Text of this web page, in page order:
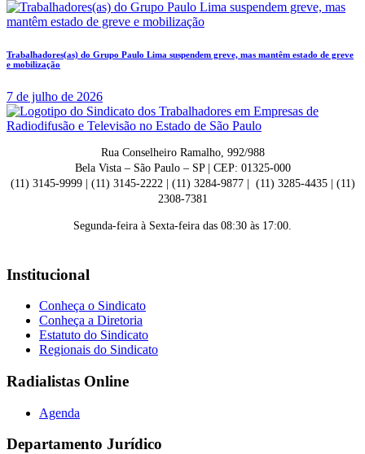
Trabalhadores(as) do Grupo Paulo Lima suspendem greve, mas mantêm estado de greve
e mobilização
7 de julho de 2026
Rua Conselheiro Ramalho, 992/988
Bela Vista – São Paulo – SP | CEP: 01325-000
(11) 3145-9999 | (11) 3145-2222 | (11) 3284-9877 | (11) 3285-4435 | (11)
2308-7381
Segunda-feira à Sexta-feira das 08:30 às 17:00.
Institucional
Conheça o Sindicato
Conheça a Diretoria
Estatuto do Sindicato
Regionais do Sindicato
Radialistas Online
Agenda
Departamento Jurídico